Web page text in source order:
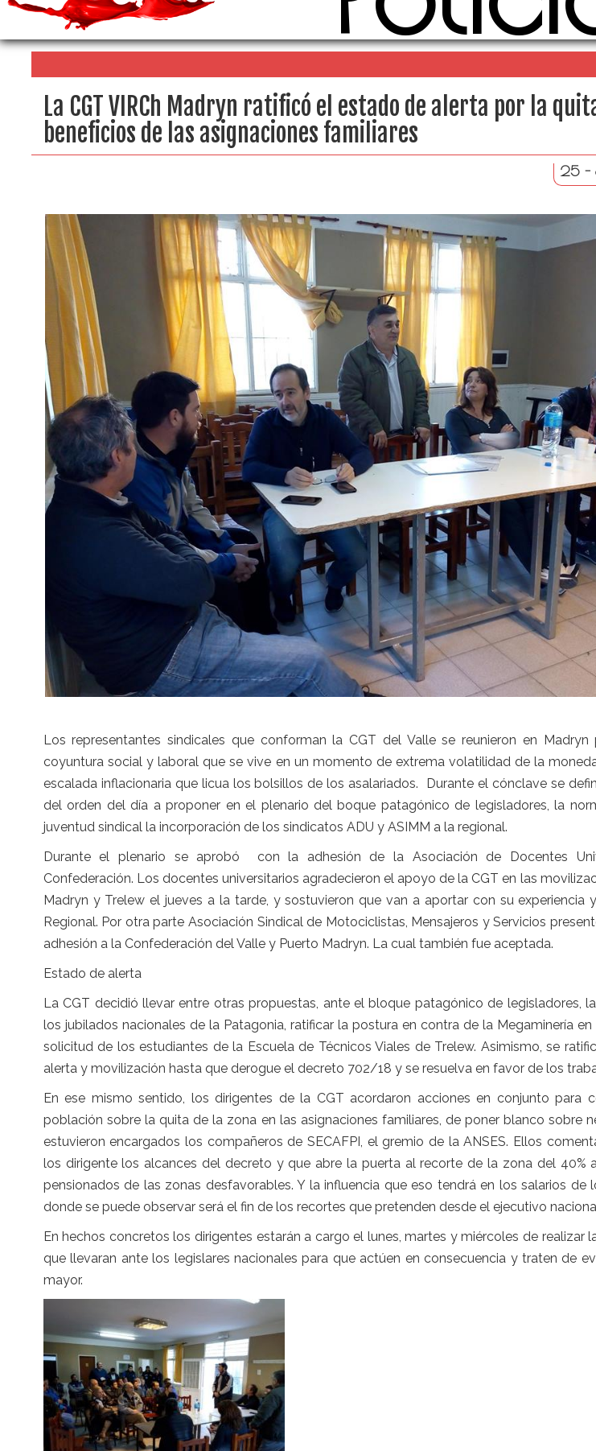
La CGT VIRCh Madryn ratificó el estado de alerta por la
beneficios de las asignaciones familiares
25 -
Los representantes sindicales que conforman la CGT del Valle se reunieron en Madryn
coyuntura social y laboral que se vive en un momento de extrema volatilidad de la
escalada inflacionaria que licua los bolsillos de los asalariados. Durante el cónclave se
del orden del día a proponer en el plenario del boque patagónico de legisladores, la
juventud sindical la incorporación de los sindicatos ADU y ASIMM a la regional.
Durante el plenario se aprobó con la adhesión de la Asociación de Docentes
Confederación. Los docentes universitarios agradecieron el apoyo de la CGT en las
Madryn y Trelew el jueves a la tarde, y sostuvieron que van a aportar con su experiencia
Regional. Por otra parte Asociación Sindical de Motociclistas, Mensajeros y Servicios
adhesión a la Confederación del Valle y Puerto Madryn. La cual también fue aceptada.
Estado de alerta
La CGT decidió llevar entre otras propuestas, ante el bloque patagónico de legisladores,
los jubilados nacionales de la Patagonia, ratificar la postura en contra de la Megaminería
solicitud de los estudiantes de la Escuela de Técnicos Viales de Trelew. Asimismo, se
alerta y movilización hasta que derogue el decreto 702/18 y se resuelva en favor de los
En ese mismo sentido, los dirigentes de la CGT acordaron acciones en conjunto para
población sobre la quita de la zona en las asignaciones familiares, de poner blanco sobre
estuvieron encargados los compañeros de SECAFPI, el gremio de la ANSES. Ellos
los dirigente los alcances del decreto y que abre la puerta al recorte de la zona del 40%
pensionados de las zonas desfavorables. Y la influencia que eso tendrá en los salarios de
donde se puede observar será el fin de los recortes que pretenden desde el ejecutivo
En hechos concretos los dirigentes estarán a cargo el lunes, martes y miércoles de realizar
que llevaran ante los legislares nacionales para que actúen en consecuencia y traten de
mayor.